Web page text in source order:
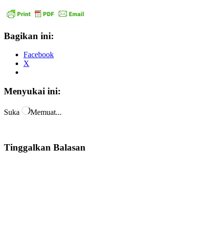
Bagikan ini:
Facebook
X
Menyukai ini:
Suka Memuat...
Tinggalkan Balasan